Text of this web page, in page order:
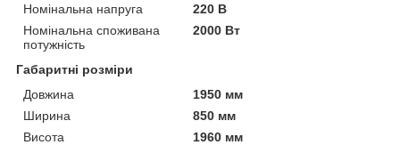
Номінальна напруга
220 В
Номінальна споживана
потужність
2000 Вт
Габаритні розміри
Довжина
1950 мм
Ширина
850 мм
Висота
1960 мм